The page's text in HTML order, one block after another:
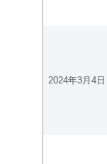
2024年3月4日